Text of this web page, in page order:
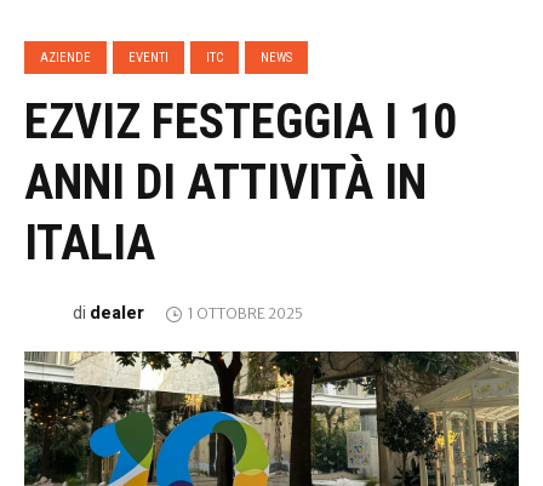
AZIENDE EVENTI ITC NEWS
EZVIZ FESTEGGIA I 10
ANNI DI ATTIVITÀ IN
ITALIA
di dealer 1 OTTOBRE 2025